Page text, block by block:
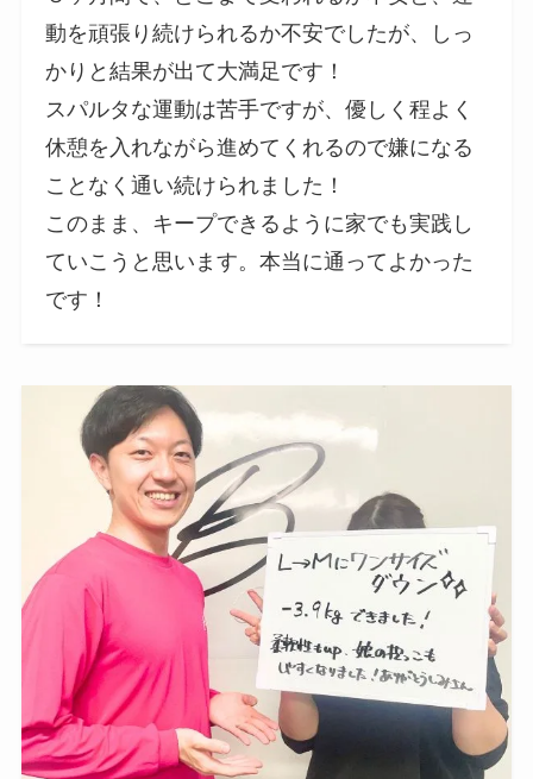
動を頑張り続けられるか不安でしたが、しっ
かりと結果が出て大満足です！
スパルタな運動は苦手ですが、優しく程よく
休憩を入れながら進めてくれるので嫌になる
ことなく通い続けられました！
このまま、キープできるように家でも実践し
ていこうと思います。本当に通ってよかった
です！